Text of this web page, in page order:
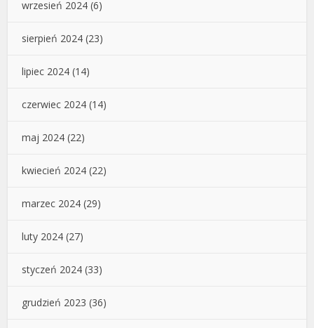
wrzesień 2024 (6)
sierpień 2024 (23)
lipiec 2024 (14)
czerwiec 2024 (14)
maj 2024 (22)
kwiecień 2024 (22)
marzec 2024 (29)
luty 2024 (27)
styczeń 2024 (33)
grudzień 2023 (36)